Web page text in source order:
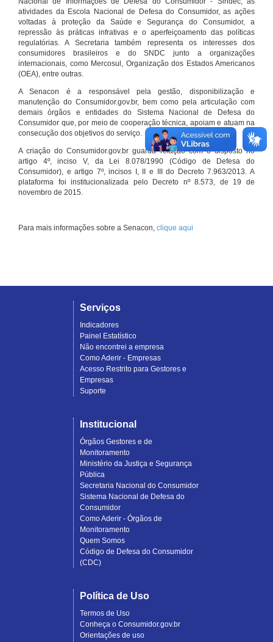
atividades da Escola Nacional de Defesa do Consumidor, as ações
voltadas à proteção da Saúde e Segurança do Consumidor, a
repressão às práticas infrativas e o aperfeiçoamento das políticas
regulatórias. A Secretaria também representa os interesses dos
consumidores brasileiros e do SNDC junto a organizações
internacionais, como Mercosul, Organização dos Estados Americanos
(OEA), entre outras.
A Senacon é a responsável pela gestão, disponibilização e
manutenção do Consumidor.gov.br, bem como pela articulação com
demais órgãos e entidades do Sistema Nacional de Defesa do
Consumidor que, por meio de cooperação técnica, apoiam e atuam na
consecução dos objetivos do serviço.
A criação do Consumidor.gov.br guarda relação com o disposto no
artigo 4º, inciso V, da Lei 8.078/1990 (Código de Defesa do
Consumidor), e artigo 7º, incisos I, II e III do Decreto 7.963/2013. A
plataforma foi institucionalizada pelo Decreto nº 8.573, de 19 de
novembro de 2015.
Para mais informações sobre a Senacon, clique aqui
Serviços
Indicadores
Painel Estatístico
Não encontrei a empresa
Como Aderir - Empresas
Acesso Restrito para Gestores e
Empresas
Suporte
Institucional
Órgãos Gestores e de
Monitoramento
Ministério da Justiça e Segurança
Pública
Secretaria Nacional do Consumidor
Sistema Nacional de Defesa do
Consumidor
Como Aderir - Órgãos de
Monitoramento
Quem Somos
Código de Defesa do Consumidor
(CDC)
Política de Uso
Termos de Uso
Conheça o Consumidor.gov.br
Orientações de uso